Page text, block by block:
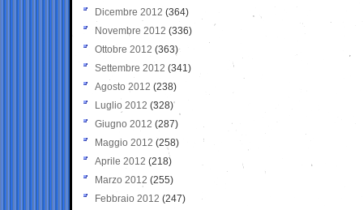
Dicembre 2012 (364)
Novembre 2012 (336)
Ottobre 2012 (363)
Settembre 2012 (341)
Agosto 2012 (238)
Luglio 2012 (328)
Giugno 2012 (287)
Maggio 2012 (258)
Aprile 2012 (218)
Marzo 2012 (255)
Febbraio 2012 (247)